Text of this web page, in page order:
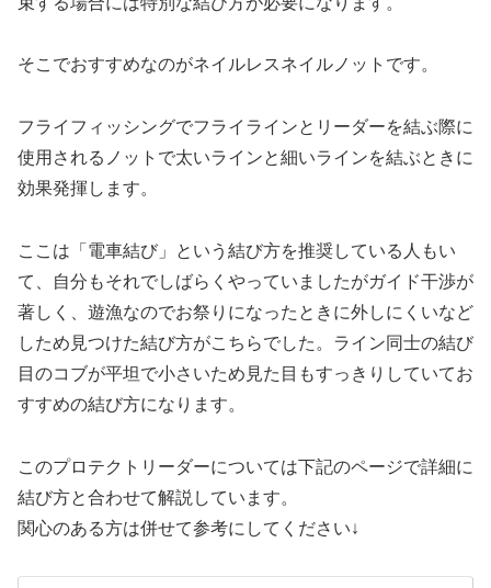
そこでおすすめなのがネイルレスネイルノットです。
フライフィッシングでフライラインとリーダーを結ぶ際に
使用されるノットで太いラインと細いラインを結ぶときに
効果発揮します。
ここは「電車結び」という結び方を推奨している人もい
て、自分もそれでしばらくやっていましたがガイド干渉が
著しく、遊漁なのでお祭りになったときに外しにくいなど
しため見つけた結び方がこちらでした。ライン同士の結び
目のコブが平坦で小さいため見た目もすっきりしていてお
すすめの結び方になります。
このプロテクトリーダーについては下記のページで詳細に
結び方と合わせて解説しています。
関心のある方は併せて参考にしてください↓